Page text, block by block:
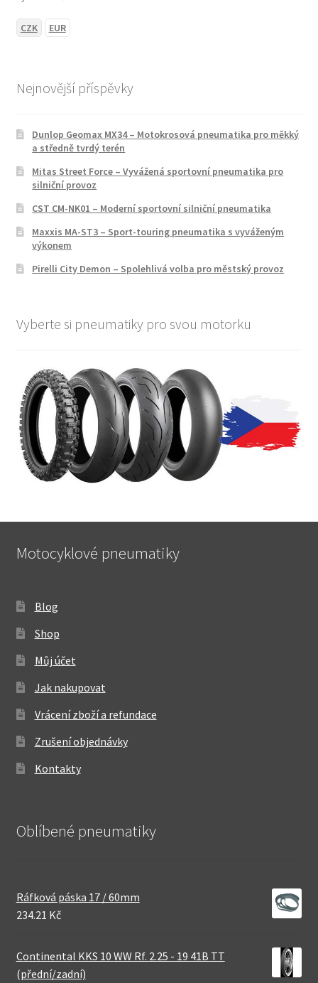
CZK EUR
Nejnovější příspěvky
Dunlop Geomax MX34 – Motokrosová pneumatika pro měkký
a středně tvrdý terén
Mitas Street Force – Vyvážená sportovní pneumatika pro
silniční provoz
CST CM-NK01 – Moderní sportovní silniční pneumatika
Maxxis MA-ST3 – Sport-touring pneumatika s vyváženým
výkonem
Pirelli City Demon – Spolehlivá volba pro městský provoz
Vyberte si pneumatiky pro svou motorku
Motocyklové pneumatiky
Blog
Shop
Můj účet
Jak nakupovat
Vrácení zboží a refundace
Zrušení objednávky
Kontakty
Oblíbené pneumatiky
Ráfková páska 17 / 60mm
234.21 Kč
Continental KKS 10 WW Rf. 2.25 - 19 41B TT
(přední/zadní)